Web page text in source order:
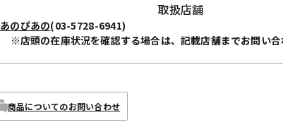
取扱店舗
あのぴあの(03-5728-6941)
※店頭の在庫状況を確認する場合は、記載店舗までお問い合
商品についてのお問い合わせ